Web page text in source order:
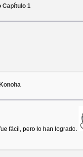
Capítulo 1
fácil, pero lo han logrado.